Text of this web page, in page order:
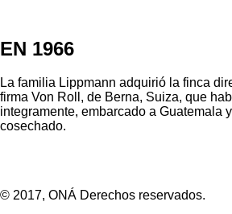
EN 1966
La familia Lippmann adquirió la finca
firma Von Roll, de Berna, Suiza, que
integramente, embarcado a Guatemala
cosechado.
© 2017, ONÁ Derechos reservados.